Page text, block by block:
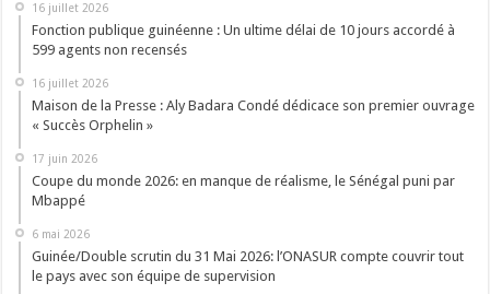
16 juillet 2026
Fonction publique guinéenne : Un ultime délai de 10 jours accordé à
599 agents non recensés
16 juillet 2026
Maison de la Presse : Aly Badara Condé dédicace son premier ouvrage
« Succès Orphelin »
17 juin 2026
Coupe du monde 2026: en manque de réalisme, le Sénégal puni par
Mbappé
6 mai 2026
Guinée/Double scrutin du 31 Mai 2026: l’ONASUR compte couvrir tout
le pays avec son équipe de supervision